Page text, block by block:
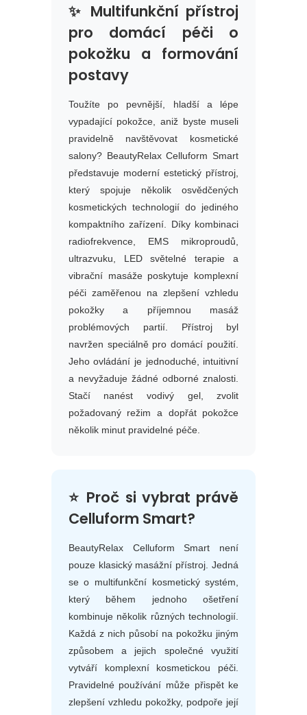
✨ Multifunkční přístroj
pro domácí péči o
pokožku a formování
postavy
Toužíte po pevnější, hladší a lépe
vypadající pokožce, aniž byste museli
pravidelně navštěvovat kosmetické
salony? BeautyRelax Celluform Smart
představuje moderní estetický přístroj,
který spojuje několik osvědčených
kosmetických technologií do jediného
kompaktního zařízení. Díky kombinaci
radiofrekvence, EMS mikroproudů,
ultrazvuku, LED světelné terapie a
vibrační masáže poskytuje komplexní
péči zaměřenou na zlepšení vzhledu
pokožky a příjemnou masáž
problémových partií. Přístroj byl
navržen speciálně pro domácí použití.
Jeho ovládání je jednoduché, intuitivní
a nevyžaduje žádné odborné znalosti.
Stačí nanést vodivý gel, zvolit
požadovaný režim a dopřát pokožce
několik minut pravidelné péče.
⭐ Proč si vybrat právě
Celluform Smart?
BeautyRelax Celluform Smart není
pouze klasický masážní přístroj. Jedná
se o multifunkční kosmetický systém,
který během jednoho ošetření
kombinuje několik různých technologií.
Každá z nich působí na pokožku jiným
způsobem a jejich společné využití
vytváří komplexní kosmetickou péči.
Pravidelné používání může přispět ke
zlepšení vzhledu pokožky, podpoře její